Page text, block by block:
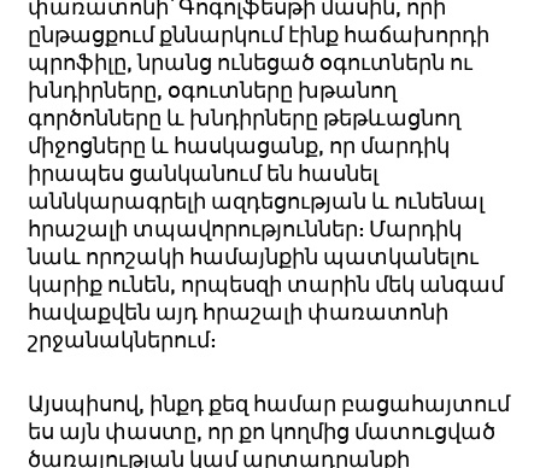
ընթացքում քննարկում էինք հաճախորդի
պրոֆիլը, նրանց ունեցած օգուտներն ու
խնդիրները, օգուտները խթանող
գործոնները և խնդիրները թեթևացնող
միջոցները և հասկացանք, որ մարդիկ
իրապես ցանկանում են հասնել
աննկարագրելի ազդեցության և ունենալ
հրաշալի տպավորություններ: Մարդիկ
նաև որոշակի համայնքին պատկանելու
կարիք ունեն, որպեսզի տարին մեկ անգամ
հավաքվեն այդ հրաշալի փառատոնի
շրջանակներում:
Այսպիսով, ինքդ քեզ համար բացահայտում
ես այն փաստը, որ քո կողմից մատուցված
ծառայության կամ արտադրանքի